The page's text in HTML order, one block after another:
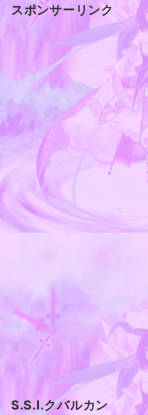
スポンサーリンク
S.S.I.クバルカン